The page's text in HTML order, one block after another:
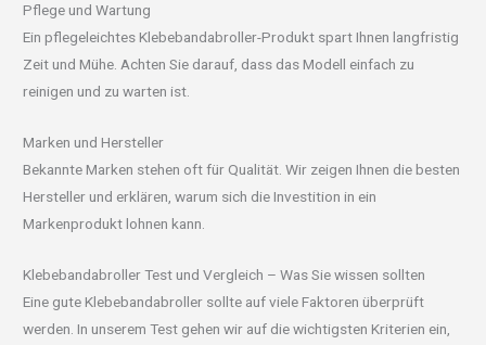
Pflege und Wartung
Ein pflegeleichtes Klebebandabroller-Produkt spart Ihnen langfristig
Zeit und Mühe. Achten Sie darauf, dass das Modell einfach zu
reinigen und zu warten ist.
Marken und Hersteller
Bekannte Marken stehen oft für Qualität. Wir zeigen Ihnen die besten
Hersteller und erklären, warum sich die Investition in ein
Markenprodukt lohnen kann.
Klebebandabroller Test und Vergleich – Was Sie wissen sollten
Eine gute Klebebandabroller sollte auf viele Faktoren überprüft
werden. In unserem Test gehen wir auf die wichtigsten Kriterien ein,